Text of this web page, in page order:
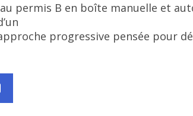
permis B en boîte manuelle et
progressive pensée pour